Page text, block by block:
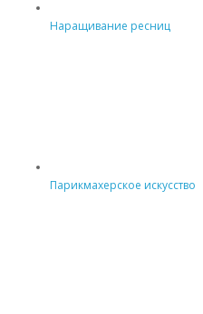
Наращивание ресниц
Парикмахерское искусство